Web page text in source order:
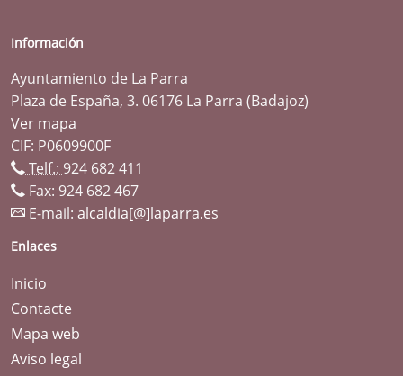
Información
Ayuntamiento de La Parra
Plaza de España, 3. 06176 La Parra (Badajoz)
Ver mapa
CIF: P0609900F
Telf.: 924 682 411
Fax: 924 682 467
E-mail: alcaldia[@]laparra.es
Enlaces
Inicio
Contacte
Mapa web
Aviso legal